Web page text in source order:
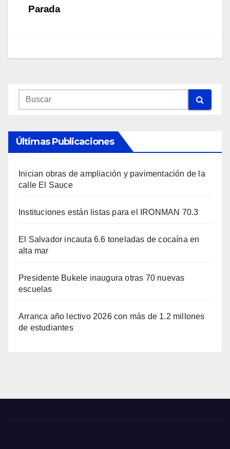
Parada
Últimas Publicaciones
Inician obras de ampliación y pavimentación de la
calle El Sauce
Instituciones están listas para el IRONMAN 70.3
El Salvador incauta 6.6 toneladas de cocaína en
alta mar
Presidente Bukele inaugura otras 70 nuevas
escuelas
Arranca año lectivo 2026 con más de 1.2 millones
de estudiantes